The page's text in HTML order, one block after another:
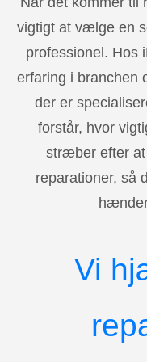
vigtigt at vælge en
professionel. Hos
erfaring i branchen
der er
forstår, hvor
stræber efter
reparationer, så
Vi